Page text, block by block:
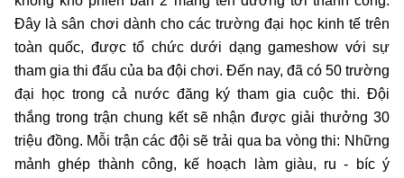
Đây là sân chơi dành cho các trường đại học kinh tế trên
toàn quốc, được tổ chức dưới dạng gameshow với sự
tham gia thi đấu của ba đội chơi. Đến nay, đã có 50 trường
đại học trong cả nước đăng ký tham gia cuộc thi. Đội
thắng trong trận chung kết sẽ nhận được giải thưởng 30
triệu đồng. Mỗi trận các đội sẽ trải qua ba vòng thi: Những
mảnh ghép thành công, kế hoạch làm giàu, ru - bíc ý